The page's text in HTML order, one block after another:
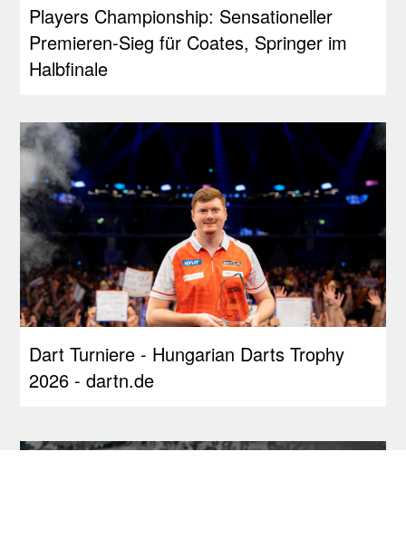
Players Championship: Sensationeller
Premieren-Sieg für Coates, Springer im
Halbfinale
Dart Turniere - Hungarian Darts Trophy
2026 - dartn.de